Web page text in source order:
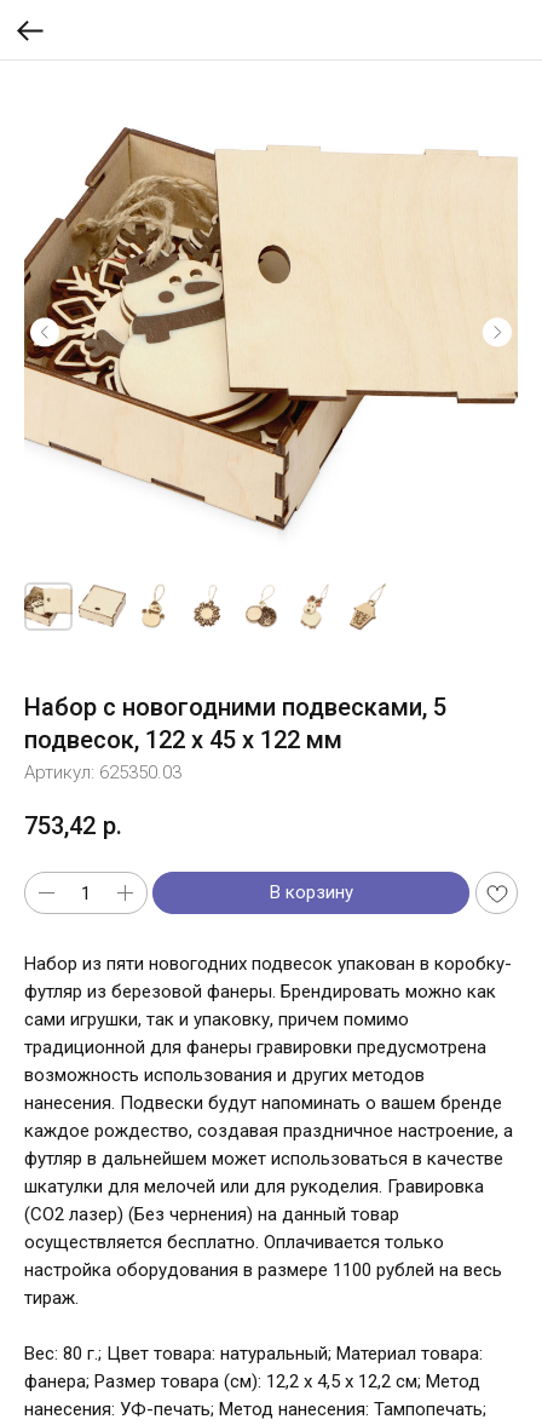
Набор с новогодними подвесками, 5
подвесок, 122 х 45 х 122 мм
Артикул: 625350.03
753,42 р.
В корзину
Набор из пяти новогодних подвесок упакован в коробку-
футляр из березовой фанеры. Брендировать можно как
сами игрушки, так и упаковку, причем помимо
традиционной для фанеры гравировки предусмотрена
возможность использования и других методов
нанесения. Подвески будут напоминать о вашем бренде
каждое рождество, создавая праздничное настроение, а
футляр в дальнейшем может использоваться в качестве
шкатулки для мелочей или для рукоделия. Гравировка
(CO2 лазер) (Без чернения) на данный товар
осуществляется бесплатно. Оплачивается только
настройка оборудования в размере 1100 рублей на весь
тираж.
Вес: 80 г.; Цвет товара: натуральный; Материал товара:
фанера; Размер товара (см): 12,2 х 4,5 х 12,2 см; Метод
нанесения: УФ-печать; Метод нанесения: Тампопечать;